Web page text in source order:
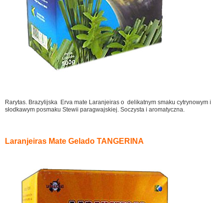
Rarytas. Brazylijska Erva mate Laranjeiras o delikatnym smaku cytrynowym i
słodkawym posmaku Stewii paragwajskiej. Soczysta i aromatyczna.
Laranjeiras Mate Gelado TANGERINA